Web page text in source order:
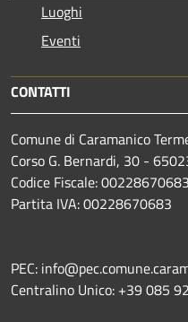
Luoghi
Eventi
CONTATTI
Comune di Caramanico
Corso G. Bernardi, 30 -
Codice Fiscale: 00228670683
Partita IVA: 00228670683
PEC:
Centralino Unico: +39 085